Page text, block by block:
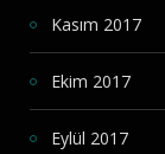
Kasım 2017
Ekim 2017
Eylül 2017